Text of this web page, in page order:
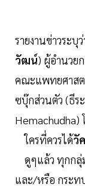
รายงานข่าวระบุว่
วัฒน์) ผู้อำนวย
คณะแพทยศาส
ซบุ๊กส่วนตัว (ธีร
Hemachudha)
ใครที่ควรได้วั
ดูๆแล้ว ทุกกลุ่
และ/หรือ กระท